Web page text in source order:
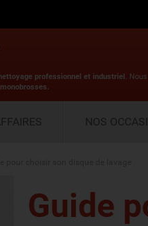
professionnel et industriel . Nous
NOS
Guide